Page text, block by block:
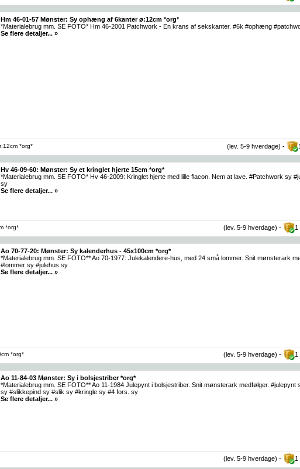
Hm 46-01-57 Mønster: Sy ophæng af 6kanter ø:12cm *org*
*Materialebrug mm. SE FOTO* Hm 46-2001 Patchwork - En krans af sekskanter. #6k #ophæng
Se flere detaljer... »
*org* (lev. 5-9 hverdage) -
Hv 46-09-60: Mønster: Sy et kringlet hjerte 15cm *org*
*Materialebrug mm. SE FOTO* Hv 46-2009: Kringlet hjerte med lille flacon. Nem at lave. #Patchwork sy
sy
Se flere detaljer... »
*org* (lev. 5-9 hverdage) - 1
Ao 70-77-20: Mønster: Sy kalenderhus - 45x100cm *org*
*Materialebrug mm. SE FOTO** Ao 70-1977: Julekalendere-hus, med 24 små lommer. Snit mønsterark
#lommer sy #julehus sy
Se flere detaljer... »
*org* (lev. 5-9 hverdage) - 1
Ao 11-84-03 Mønster: Sy i bolsjestriber *org*
*Materialebrug mm. SE FOTO** Ao 11-1984 Julepynt i bolsjestriber. Snit mønsterark medfølger. #julepynt
sy #slikkepind sy #slik sy #kringle sy #4 fors. sy
Se flere detaljer... »
(lev. 5-9 hverdage) - 1